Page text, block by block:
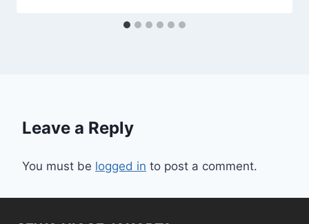
Leave a Reply
You must be logged in to post a comment.